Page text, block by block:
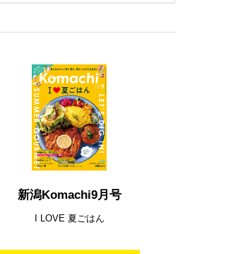
新潟Komachi9月号
I LOVE 夏ごはん